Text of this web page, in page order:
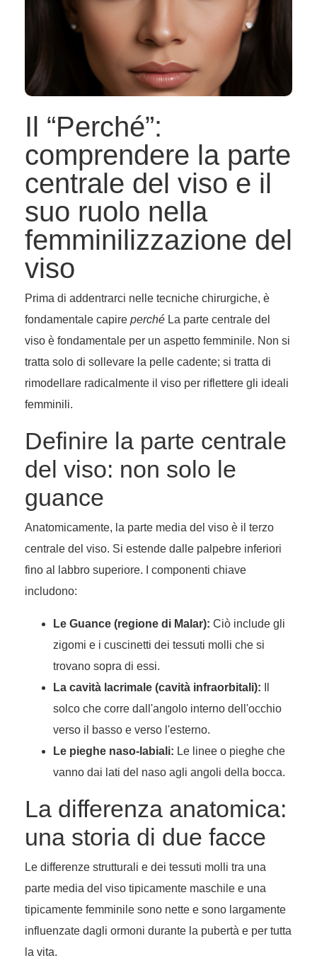
Il “Perché”:
comprendere la parte
centrale del viso e il
suo ruolo nella
femminilizzazione del
viso
Prima di addentrarci nelle tecniche chirurgiche, è
fondamentale capire perché La parte centrale del
viso è fondamentale per un aspetto femminile. Non si
tratta solo di sollevare la pelle cadente; si tratta di
rimodellare radicalmente il viso per riflettere gli ideali
femminili.
Definire la parte centrale
del viso: non solo le
guance
Anatomicamente, la parte media del viso è il terzo
centrale del viso. Si estende dalle palpebre inferiori
fino al labbro superiore. I componenti chiave
includono:
Le Guance (regione di Malar): Ciò include gli
zigomi e i cuscinetti dei tessuti molli che si
trovano sopra di essi.
La cavità lacrimale (cavità infraorbitali):
solco che corre dall'angolo interno dell'occhio
verso il basso e verso l'esterno.
Le pieghe naso-labiali: Le linee o pieghe che
vanno dai lati del naso agli angoli della bocca.
La differenza anatomica:
una storia di due facce
Le differenze strutturali e dei tessuti molli tra una
parte media del viso tipicamente maschile e una
tipicamente femminile sono nette e sono largamente
influenzate dagli ormoni durante la pubertà e per tutta
la vita.